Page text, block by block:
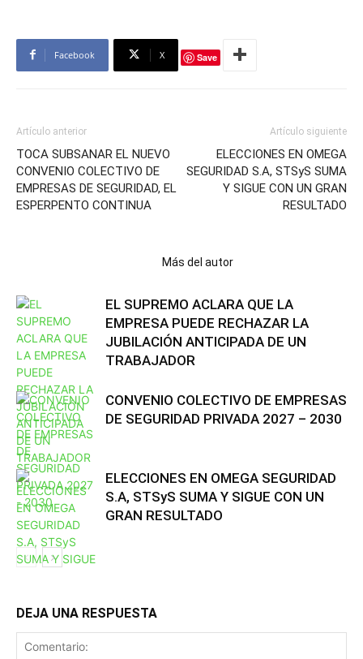
Facebook X Save
Artículo anterior
TOCA SUBSANAR EL NUEVO
CONVENIO COLECTIVO DE
EMPRESAS DE SEGURIDAD, EL
ESPERPENTO CONTINUA
Artículo siguiente
ELECCIONES EN OMEGA
SEGURIDAD S.A, STSyS SUMA
Y SIGUE CON UN GRAN
RESULTADO
Más del autor
EL SUPREMO ACLARA QUE LA
EMPRESA PUEDE RECHAZAR LA
JUBILACIÓN ANTICIPADA DE UN
TRABAJADOR
CONVENIO COLECTIVO DE EMPRESAS
DE SEGURIDAD PRIVADA 2027 – 2030
ELECCIONES EN OMEGA SEGURIDAD
S.A, STSyS SUMA Y SIGUE CON UN
GRAN RESULTADO
DEJA UNA RESPUESTA